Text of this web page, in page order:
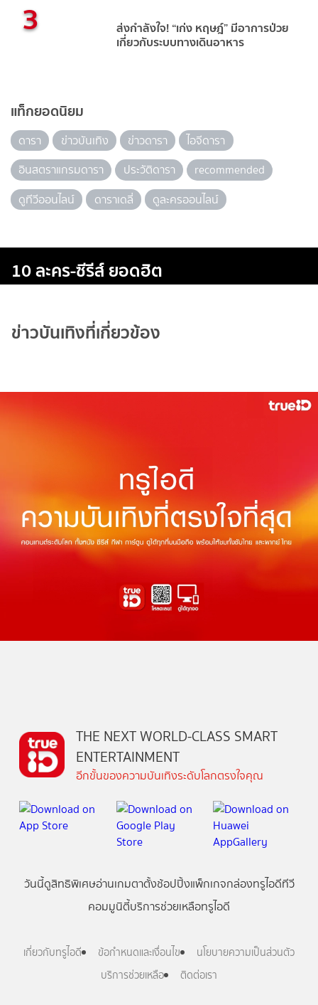
3 ส่งกำลังใจ! “เก่ง หฤษฎ์” มีอาการป่วย
เกี่ยวกับระบบทางเดินอาหาร
แท็กยอดนิยม
ดารา ข่าวบันเทิง ข่าวดารา
ไอจีดารา
อินสตราแกรมดารา
ประวัติดารา
recommended
ดูทีวีออนไลน์
ดาราเดลี่ ดูละครออนไลน์
10 ละคร-ซีรีส์ ยอดฮิต
ข่าวบันเทิงที่เกี่ยวข้อง
THE NEXT WORLD-CLASS SMART
ENTERTAINMENT
อีกขั้นของความบันเทิงระดับโลกตรงใจคุณ
วันนี้ดูสิทธิพิเศษอ่านเกมตาตั้งช้อปปิ้งแพ็กเกจกล่องทรูไอดีทีวี
คอมมูนิตี้บริการช่วยเหลือทรูไอดี
เกี่ยวกับทรูไอดี ข้อกำหนดและเงื่อนไข
นโยบายความเป็นส่วนตัว
บริการช่วยเหลือ
ติดต่อเรา